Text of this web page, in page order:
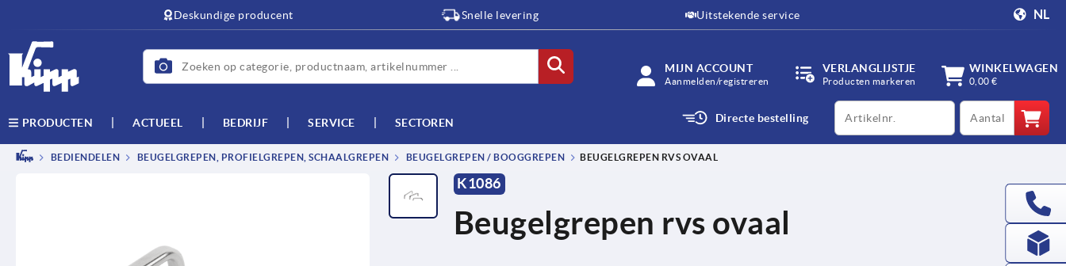
Deskundige producent Snelle levering Uitstekende service NL
MIJN ACCOUNT
Aanmelden/registreren
VERLANGLIJSTJE
Producten markeren
WINKELWAGEN
0,00 €
PRODUCTEN ACTUEEL BEDRIJF SERVICE SECTOREN Directe bestelling
productCode qty
BEDIENDELEN BEUGELGREPEN, PROFIELGREPEN, SCHAALGREPEN BEUGELGREPEN / BOOGGREPEN BEUGELGREPEN RVS OVAAL
K1086
Beugelgrepen rvs ovaal